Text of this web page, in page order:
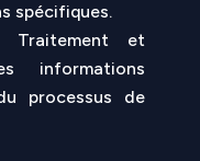
spécifiques.
Traitement et
informations
processus de